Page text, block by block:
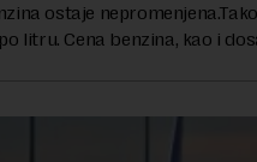
ostaje
litru. Cena benzina, kao i